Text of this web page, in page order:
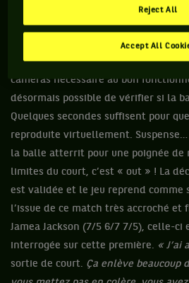
naissante nommée Hawk-Eye. Alors
concernant la décision du juge de
l’arbitre central et demande un «
historique ! Le court ayant été
caméras nécessaire au bon
désormais possible de vérifier si la
Quelques secondes suffisent pour
reproduite virtuellement. Suspense…
la balle atterrit pour une poignée de
limites du court, c’est « out » ! La
est validée et le jeu reprend comme
l’issue de ce match très accroché
Jamea Jackson (7/5 6/7 7/5), celle-ci
interrogée sur cette première. « J’ai
sortie de court. Ça enlève beaucoup
Reject All
Accept All